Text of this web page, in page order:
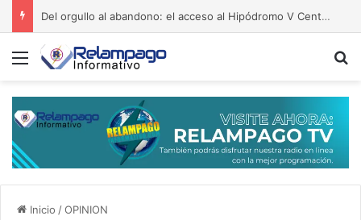
Del orgullo al abandono: el acceso al Hipódromo V Centenario da vergüenza
Menú
Inicio /OPINION